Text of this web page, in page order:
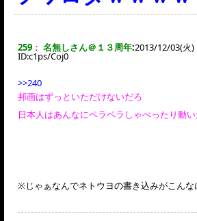
259 ： 名無しさん＠１３周年:2013/12/03(火)
ID:c1ps/Coj0
>>240
邦画はずっといただけないだろ
日本人はあんなにペラペラしゃべったり動
※じゃぁなんでネトウヨの書き込みがこんな